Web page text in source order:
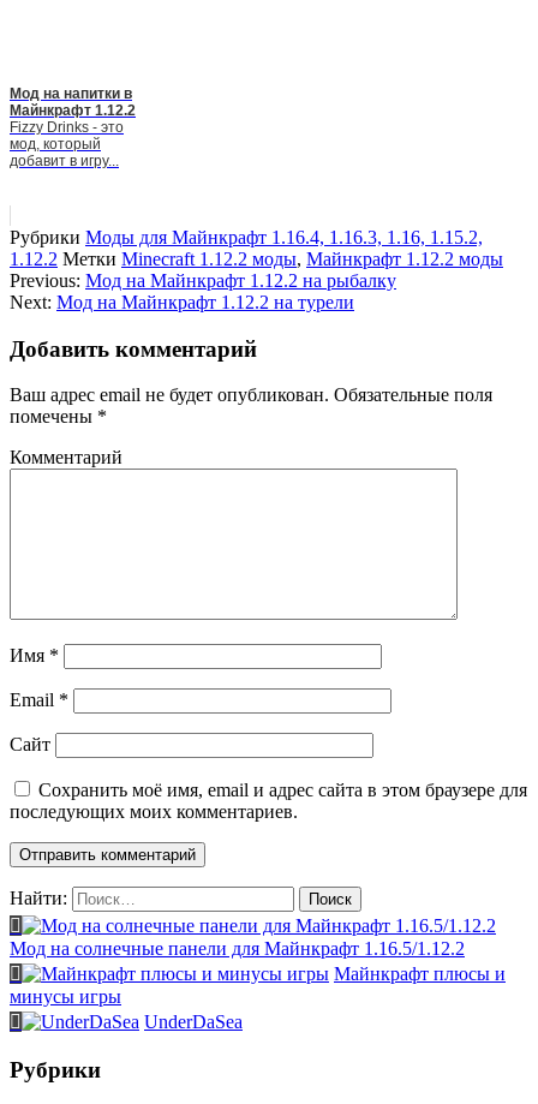
Мод на напитки в
Майнкрафт 1.12.2
Fizzy Drinks - это
мод, который
добавит в игру...
Рубрики Моды для Майнкрафт 1.16.4, 1.16.3, 1.16, 1.15.2,
1.12.2 Метки Minecraft 1.12.2 моды, Майнкрафт 1.12.2 моды
Previous: Мод на Майнкрафт 1.12.2 на рыбалку
Next: Мод на Майнкрафт 1.12.2 на турели
Добавить комментарий
Ваш адрес email не будет опубликован. Обязательные поля
помечены *
Комментарий
Имя *
Email *
Сайт
Сохранить моё имя, email и адрес сайта в этом браузере для
последующих моих комментариев.
Найти:
Мод на солнечные панели для Майнкрафт 1.16.5/1.12.2
Майнкрафт плюсы и
минусы игры
UnderDaSea
Рубрики